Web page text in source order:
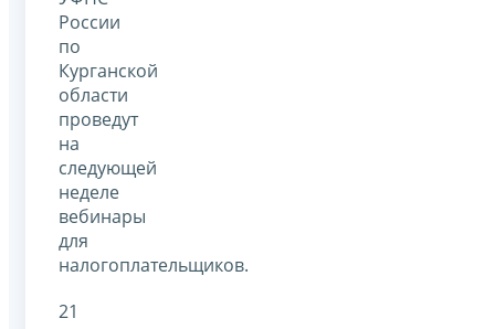
России
по
Курганской
области
проведут
на
следующей
неделе
вебинары
для
налогоплательщиков.
21